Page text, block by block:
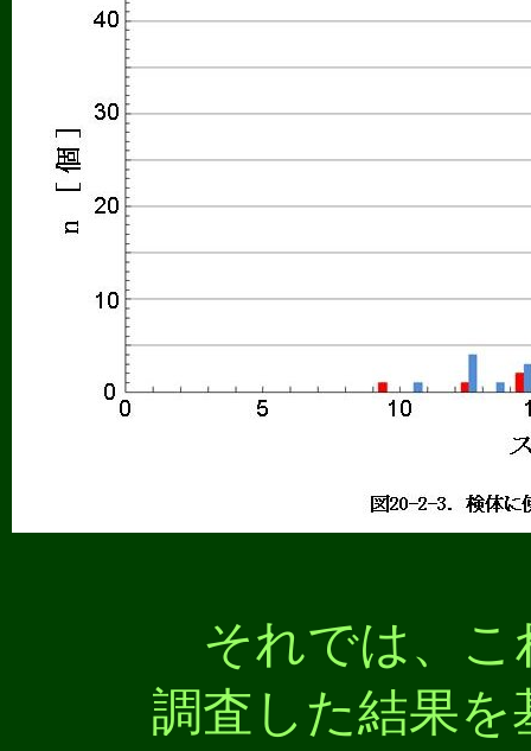
それでは、こ
調査した結果